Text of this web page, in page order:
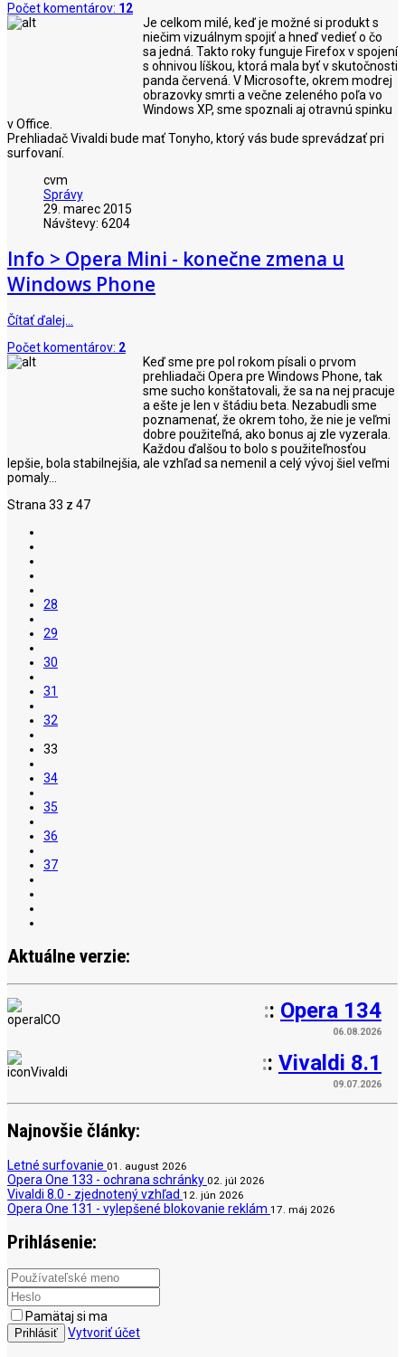
Počet komentárov: 12
Je celkom milé, keď je možné si produkt s
niečim vizuálnym spojiť a hneď vedieť o čo
sa jedná. Takto roky funguje Firefox v spojení
s ohnivou líškou, ktorá mala byť v skutočnosti
panda červená. V Microsofte, okrem modrej
obrazovky smrti a večne zeleného poľa vo
Windows XP, sme spoznali aj otravnú spinku
v Office.
Prehliadač Vivaldi bude mať Tonyho, ktorý vás bude sprevádzať pri
surfovaní.
cvm
Správy
29. marec 2015
Návštevy: 6204
Info > Opera Mini - konečne zmena u
Windows Phone
Čítať ďalej…
Počet komentárov: 2
Keď sme pre pol rokom písali o prvom
prehliadači Opera pre Windows Phone, tak
sme sucho konštatovali, že sa na nej pracuje
a ešte je len v štádiu beta. Nezabudli sme
poznamenať, že okrem toho, že nie je veľmi
dobre použiteľná, ako bonus aj zle vyzerala.
Každou ďalšou to bolo s použiteľnosťou
lepšie, bola stabilnejšia, ale vzhľad sa nemenil a celý vývoj šiel veľmi
pomaly...
Strana 33 z 47
28
29
30
31
32
33
34
35
36
37
Aktuálne verzie:
:: Opera 134
06.08.2026
:: Vivaldi 8.1
09.07.2026
Najnovšie články:
Letné surfovanie 01. august 2026
Opera One 133 - ochrana schránky 02. júl 2026
Vivaldi 8.0 - zjednotený vzhľad 12. jún 2026
Opera One 131 - vylepšené blokovanie reklám 17. máj 2026
Prihlásenie:
Pamätaj si ma
Prihlásiť Vytvoriť účet